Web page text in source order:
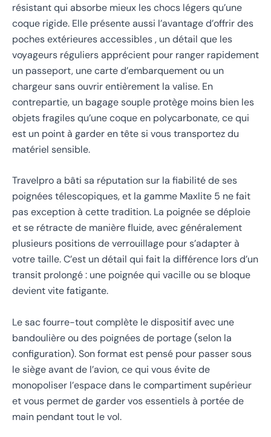
résistant qui absorbe mieux les chocs légers qu’une
coque rigide. Elle présente aussi l’avantage d’offrir des
poches extérieures accessibles , un détail que les
voyageurs réguliers apprécient pour ranger rapidement
un passeport, une carte d’embarquement ou un
chargeur sans ouvrir entièrement la valise. En
contrepartie, un bagage souple protège moins bien les
objets fragiles qu’une coque en polycarbonate, ce qui
est un point à garder en tête si vous transportez du
matériel sensible.
Travelpro a bâti sa réputation sur la fiabilité de ses
poignées télescopiques, et la gamme Maxlite 5 ne fait
pas exception à cette tradition. La poignée se déploie
et se rétracte de manière fluide, avec généralement
plusieurs positions de verrouillage pour s’adapter à
votre taille. C’est un détail qui fait la différence lors d’un
transit prolongé : une poignée qui vacille ou se bloque
devient vite fatigante.
Le sac fourre-tout complète le dispositif avec une
bandoulière ou des poignées de portage (selon la
configuration). Son format est pensé pour passer sous
le siège avant de l’avion, ce qui vous évite de
monopoliser l’espace dans le compartiment supérieur
et vous permet de garder vos essentiels à portée de
main pendant tout le vol.